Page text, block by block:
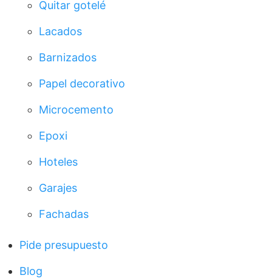
Quitar gotelé
Lacados
Barnizados
Papel decorativo
Microcemento
Epoxi
Hoteles
Garajes
Fachadas
Pide presupuesto
Blog